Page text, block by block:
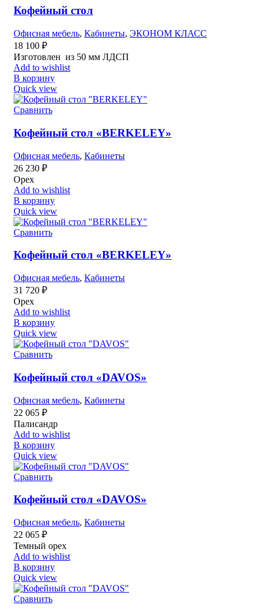
Кофейный стол
Офисная мебель, Кабинеты, ЭКОНОМ КЛАСС
18 100 ₽
Изготовлен из 50 мм ЛДСП
Add to wishlist
В корзину
Quick view
Сравнить
Кофейный стол «BERKELEY»
Офисная мебель, Кабинеты
26 230 ₽
Орех
Add to wishlist
В корзину
Quick view
Сравнить
Кофейный стол «BERKELEY»
Офисная мебель, Кабинеты
31 720 ₽
Орех
Add to wishlist
В корзину
Quick view
Сравнить
Кофейный стол «DAVOS»
Офисная мебель, Кабинеты
22 065 ₽
Палисандр
Add to wishlist
В корзину
Quick view
Сравнить
Кофейный стол «DAVOS»
Офисная мебель, Кабинеты
22 065 ₽
Темный орех
Add to wishlist
В корзину
Quick view
Сравнить